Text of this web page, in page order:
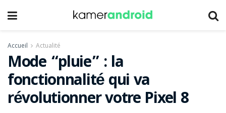
Accueil Actualité
Mode “pluie” : la
fonctionnalité qui va
révolutionner votre Pixel 8